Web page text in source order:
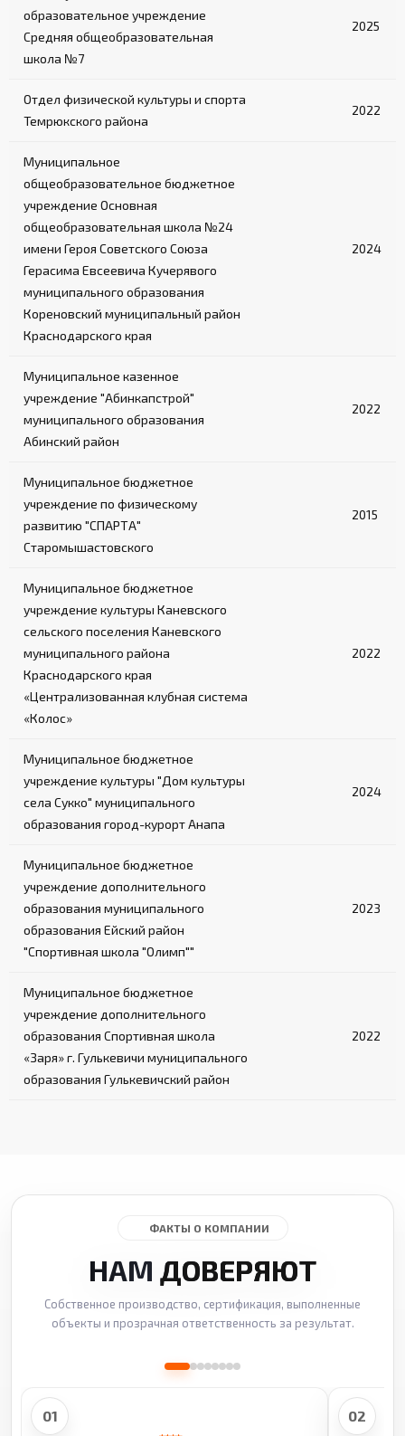
образовательное учреждение
Средняя общеобразовательная
школа №7
2025
Отдел физической культуры и спорта
Темрюкского района
2022
Муниципальное
общеобразовательное бюджетное
учреждение Основная
общеобразовательная школа №24
имени Героя Советского Союза
Герасима Евсеевича Кучерявого
муниципального образования
Кореновский муниципальный район
Краснодарского края
2024
Муниципальное казенное
учреждение "Абинкапстрой"
муниципального образования
Абинский район
2022
Муниципальное бюджетное
учреждение по физическому
развитию "СПАРТА"
Старомышастовского
2015
Муниципальное бюджетное
учреждение культуры Каневского
сельского поселения Каневского
муниципального района
Краснодарского края
«Централизованная клубная система
«Колос»
2022
Муниципальное бюджетное
учреждение культуры "Дом культуры
села Сукко" муниципального
образования город-курорт Анапа
2024
Муниципальное бюджетное
учреждение дополнительного
образования муниципального
образования Ейский район
"Спортивная школа "Олимп""
2023
Муниципальное бюджетное
учреждение дополнительного
образования Спортивная школа
«Заря» г. Гулькевичи муниципального
образования Гулькевичский район
2022
ФАКТЫ О КОМПАНИИ
НАМ ДОВЕРЯЮТ
Собственное производство, сертификация, выполненные
объекты и прозрачная ответственность за результат.
01 02